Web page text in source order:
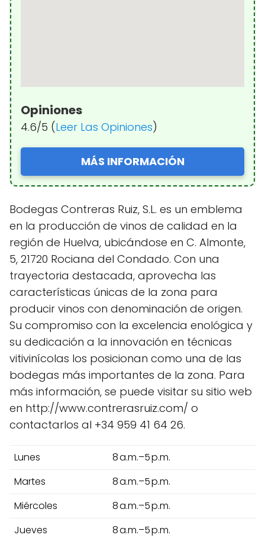
Opiniones
4.6/5 (Leer Las Opiniones)
MÁS INFORMACIÓN
Bodegas Contreras Ruiz, S.L. es un emblema
en la producción de vinos de calidad en la
región de Huelva, ubicándose en C. Almonte,
5, 21720 Rociana del Condado. Con una
trayectoria destacada, aprovecha las
características únicas de la zona para
producir vinos con denominación de origen.
Su compromiso con la excelencia enológica y
su dedicación a la innovación en técnicas
vitivinícolas los posicionan como una de las
bodegas más importantes de la zona. Para
más información, se puede visitar su sitio web
en http://www.contrerasruiz.com/ o
contactarlos al +34 959 41 64 26.
Lunes
8 a.m.–5 p.m.
Martes
8 a.m.–5 p.m.
Miércoles
8 a.m.–5 p.m.
Jueves
8 a.m.–5 p.m.